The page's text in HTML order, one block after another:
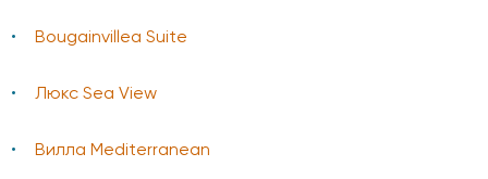
Bougainvillea Suite
Люкс Sea View
Вилла Mediterranean